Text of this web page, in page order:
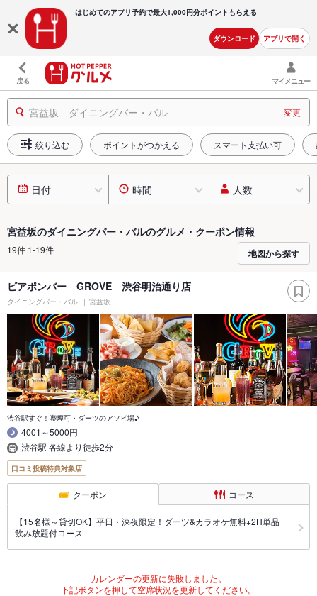
はじめてのアプリ予約で最大1,000円分ポイントもらえる
ダウンロード アプリで開く
戻る マイメニュー
宮益坂 ダイニングバー・バル 変更
絞り込む ポイントがつかえる スマート支払い可
日付 時間 人数
宮益坂のダイニングバー・バルのグルメ・クーポン情報
19件 1-19件 地図から探す
ビアポンバー GROVE 渋谷明治通り店
ダイニングバー・バル 宮益坂
渋谷駅すぐ！喫煙可・ダーツのアソビ場♪
4001～5000円
渋谷駅 各線より徒歩2分
口コミ投稿特典対象店
クーポン コース
【15名様～貸切OK】平日・深夜限定！ダーツ&カラオケ無料+2H単品
飲み放題付コース
カレンダーの更新に失敗しました。
下記ボタンを押して空席状況を更新してください。